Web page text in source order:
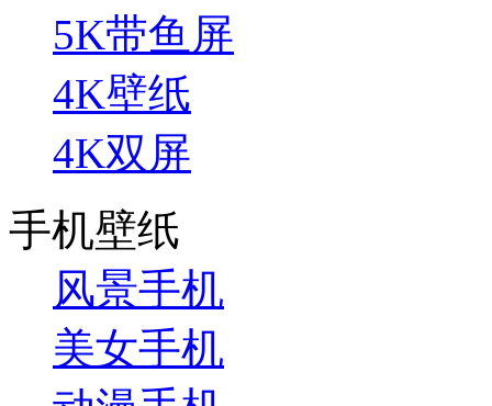
5K带鱼屏
4K壁纸
4K双屏
手机壁纸
风景手机
美女手机